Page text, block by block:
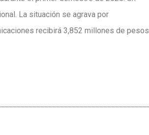
La situación se agrava por
recibirá 3,852 millones de pesos